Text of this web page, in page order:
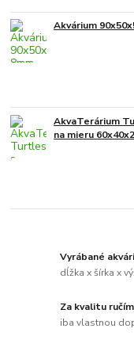
Akvárium
AkvaTerárium
na mieru
Vyrábané
dĺžka x šírka x
Za kvalitu
iba vlastnou